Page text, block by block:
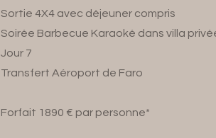
Sortie 4X4 avec déjeuner compris
Soirée Barbecue Karaoké dans villa
Jour 7
Transfert Aéroport de Faro
Forfait 1890 € par personne*